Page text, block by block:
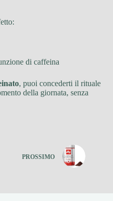
di caffeina
, puoi concederti il rituale
della giornata, senza
PROSSIMO